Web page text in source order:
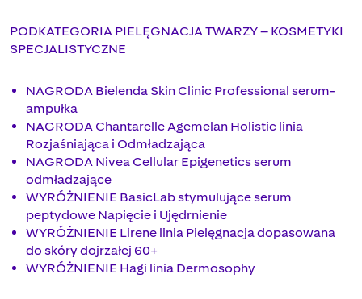
PODKATEGORIA PIELĘGNACJA TWARZY – KOSMETYKI
SPECJALISTYCZNE
NAGRODA Bielenda Skin Clinic Professional serum-
ampułka
NAGRODA Chantarelle Agemelan Holistic linia
Rozjaśniająca i Odmładzająca
NAGRODA Nivea Cellular Epigenetics serum
odmładzające
WYRÓŻNIENIE BasicLab stymulujące serum
peptydowe Napięcie i Ujędrnienie
WYRÓŻNIENIE Lirene linia Pielęgnacja dopasowana
do skóry dojrzałej 60+
WYRÓŻNIENIE Hagi linia Dermosophy